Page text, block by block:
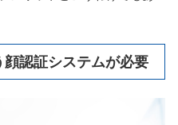
認証システムが必要